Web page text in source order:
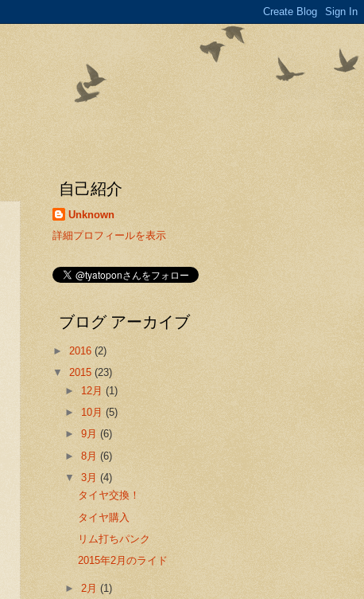
自己紹介
Unknown
詳細プロフィールを表示
ブログ アーカイブ
► 2016 (2)
▼ 2015 (23)
► 12月(1)
► 10月(5)
►9月(6)
►8月(6)
▼3月(4)
タイヤ交換！
タイヤ購入
リム打ちパンク
2015年2月のライド
►2月(1)